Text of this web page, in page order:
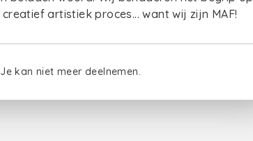
artistiek proces... want wij zijn MAF!
kan niet meer deelnemen.